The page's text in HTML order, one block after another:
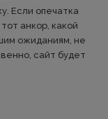
Если опечатка
анкор, какой
ожиданиям, не
сайт будет